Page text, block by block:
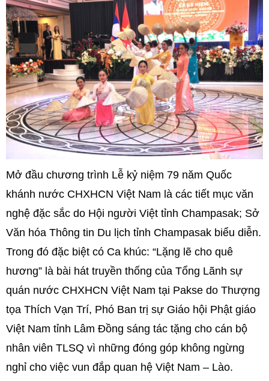
Mở đầu chương trình Lễ kỷ niệm 79 năm Quốc
khánh nước CHXHCN Việt Nam là các tiết mục văn
nghệ đặc sắc do Hội người Việt tỉnh Champasak; Sở
Văn hóa Thông tin Du lịch tỉnh Champasak biểu diễn.
Trong đó đặc biệt có Ca khúc: “Lặng lẽ cho quê
hương” là bài hát truyền thống của Tổng Lãnh sự
quán nước CHXHCN Việt Nam tại Pakse do Thượng
tọa Thích Vạn Trí, Phó Ban trị sự Giáo hội Phật giáo
Việt Nam tỉnh Lâm Đồng sáng tác tặng cho cán bộ
nhân viên TLSQ vì những đóng góp không ngừng
nghỉ cho việc vun đắp quan hệ Việt Nam – Lào.